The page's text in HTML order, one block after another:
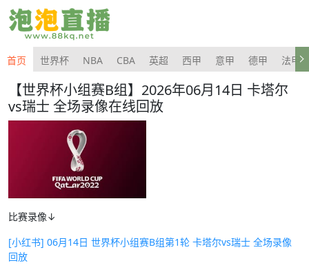
首页 世界杯 NBA CBA 英超 西甲 意甲 德甲 法甲
【世界杯小组赛B组】2026年06月14日 卡塔尔
vs瑞士 全场录像在线回放
比赛录像↓
[小红书] 06月14日 世界杯小组赛B组第1轮 卡塔尔vs瑞士 全场录像
回放